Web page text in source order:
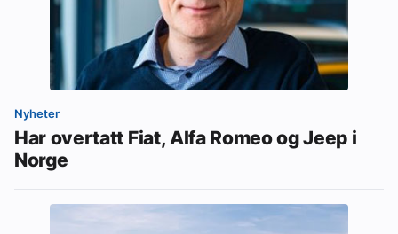
Nyheter
Har overtatt Fiat, Alfa Romeo og Jeep i
Norge